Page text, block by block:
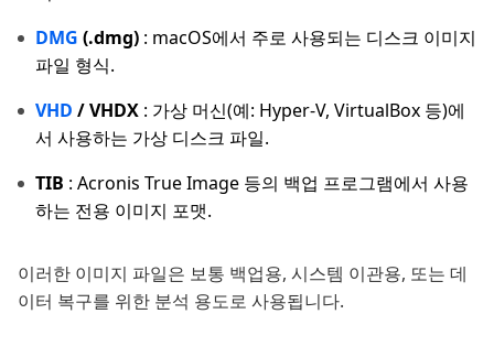
DMG (.dmg) : macOS에서 주로 사용되는 디스크 이미지
파일 형식.
VHD / VHDX : 가상 머신(예: Hyper-V, VirtualBox 등)에
서 사용하는 가상 디스크 파일.
TIB : Acronis True Image 등의 백업 프로그램에서 사용
하는 전용 이미지 포맷.
이러한 이미지 파일은 보통 백업용, 시스템 이관용, 또는 데
이터 복구를 위한 분석 용도로 사용됩니다.